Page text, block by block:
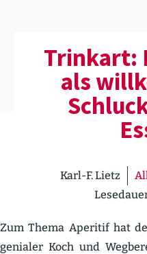
Trinkart:
als
Karl-F. Lietz
Zum Thema Aperitif hat
genialer Koch und